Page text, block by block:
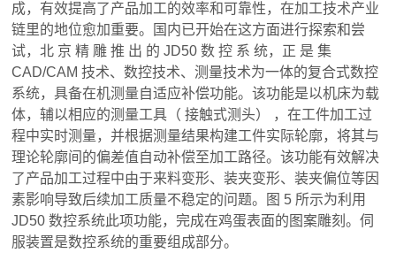
成，有效提高了产品加工的效率和可靠性，在加工技术产业
链里的地位愈加重要。国内已开始在这方面进行探索和尝
试，北 京 精 雕 推 出 的 JD50 数 控 系 统，正 是 集
CAD/CAM 技术、数控技术、测量技术为一体的复合式数控
系统，具备在机测量自适应补偿功能。该功能是以机床为载
体，辅以相应的测量工具（ 接触式测头） ，在工件加工过
程中实时测量，并根据测量结果构建工件实际轮廓，将其与
理论轮廓间的偏差值自动补偿至加工路径。该功能有效解决
了产品加工过程中由于来料变形、装夹变形、装夹偏位等因
素影响导致后续加工质量不稳定的问题。图 5 所示为利用
JD50 数控系统此项功能，完成在鸡蛋表面的图案雕刻。伺
服装置是数控系统的重要组成部分。